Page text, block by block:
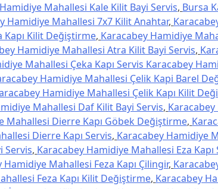
Mahallesi Kale Kilit Bayi Servis, Bursa
Hamidiye Mahallesi 7x7 Kilit Anahtar,
Kilit Değiştirme, Karacabey Hamidiye
Hamidiye Mahallesi Atra Kilit Bayi Servis,
Mahallesi Çeka Kapı Servis Karacabey
Hamidiye Mahallesi Çelik Kapi Barel
Hamidiye Mahallesi Çelik Kapı Kilit
Mahallesi Daf Kilit Bayi Servis,
Mahallesi Dierre Kapı Göbek Değiştirme,
Dierre Kapı Servis, Karacabey Hamidiye
Servis, Karacabey Hamidiye Mahallesi Eza Kapı
Hamidiye Mahallesi Feza Kapı Çilingir,
Feza Kapı Kilit Değiştirme, Karacabey